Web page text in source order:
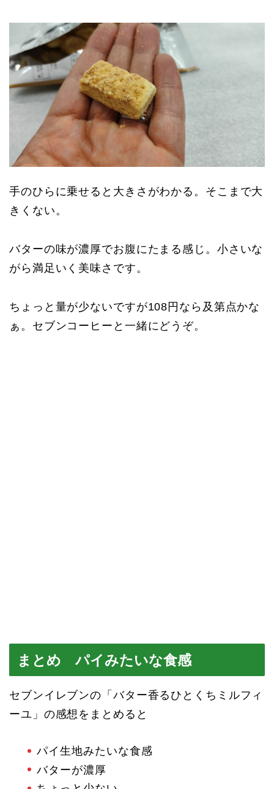
手のひらに乗せると大きさがわかる。そこまで大
きくない。
バターの味が濃厚でお腹にたまる感じ。小さいな
がら満足いく美味さです。
ちょっと量が少ないですが108円なら及第点かな
ぁ。セブンコーヒーと一緒にどうぞ。
まとめ パイみたいな食感
セブンイレブンの「バター香るひとくちミルフィ
ーユ」の感想をまとめると
パイ生地みたいな食感
バターが濃厚